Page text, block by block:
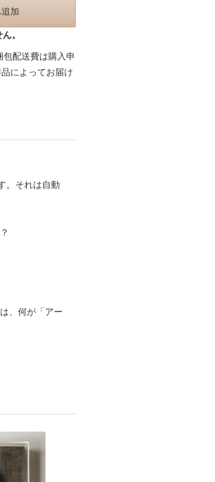
加
。
配送費は購入申
によってお届け
。それは自動
、何が「アー